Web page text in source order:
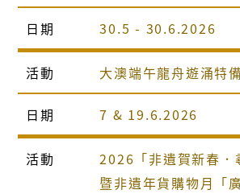
日期 30.5 - 30.6.2026
活動 大澳端午龍舟遊涌特
日期 7 & 19.6.2026
活動
2026「非遺賀新春．
暨非遺年貨購物月「